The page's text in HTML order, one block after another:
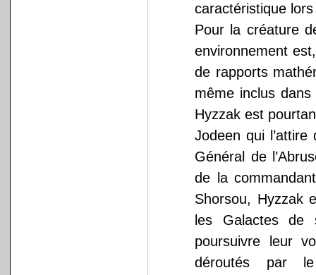
caractéristique
Pour la créature
environnement
de rapports
même inclus dans
Hyzzak est
Jodeen qui
Général de
de la
Shorsou, Hyzzak
les Galactes de
poursuivre leur
déroutés par le